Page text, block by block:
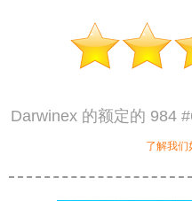
Darwinex 的额定的 984
了解我们